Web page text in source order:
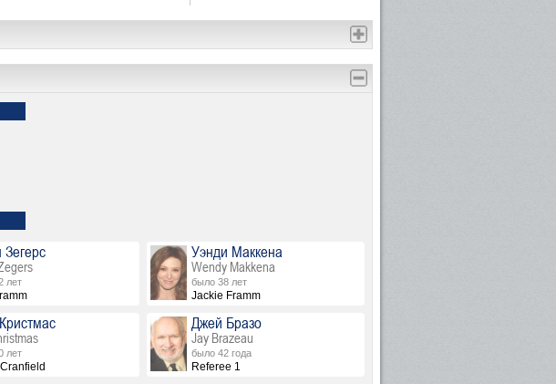
Зегерс
лет
Уэнди Маккена
Wendy Makkena
было 38 лет
Jackie Framm
лет
Джей Бразо
Jay Brazeau
было 42 года
Referee 1